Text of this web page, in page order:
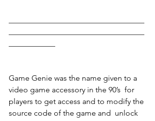
Game Genie was the name given to a
video game accessory in the 90’s  for
players to get access and to modify the
source code of the game and  unlock